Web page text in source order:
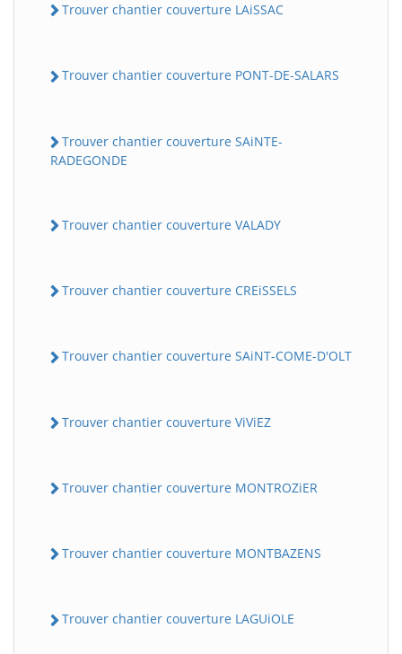
Trouver chantier couverture LAiSSAC
Trouver chantier couverture PONT-DE-SALARS
Trouver chantier couverture SAiNTE-
RADEGONDE
Trouver chantier couverture VALADY
Trouver chantier couverture CREiSSELS
Trouver chantier couverture SAiNT-COME-D'OLT
Trouver chantier couverture ViViEZ
Trouver chantier couverture MONTROZiER
Trouver chantier couverture MONTBAZENS
Trouver chantier couverture LAGUiOLE